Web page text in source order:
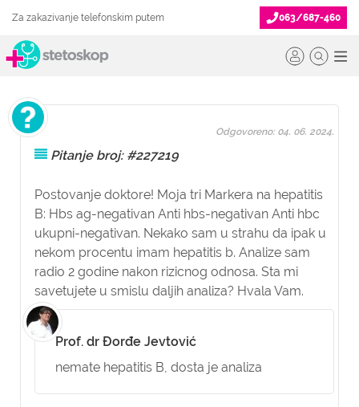
Za zakazivanje telefonskim putem 063/687-460
Pitanje broj: #227219
Postovanje doktore! Moja tri Markera na hepatitis
B: Hbs ag-negativan Anti hbs-negativan Anti hbc
ukupni-negativan. Nekako sam u strahu da ipak u
nekom procentu imam hepatitis b. Analize sam
radio 2 godine nakon rizicnog odnosa. Sta mi
savetujete u smislu daljih analiza? Hvala Vam.
Odgovoreno: 04. 06. 2024.
Prof. dr Đorđe Jevtović
nemate hepatitis B, dosta je analiza